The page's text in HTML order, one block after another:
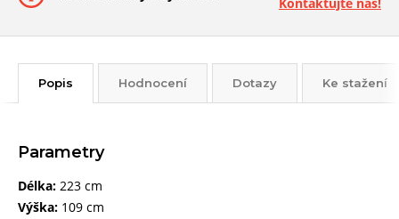
Kontaktujte nás!
Popis Hodnocení Dotazy Ke stažení
Parametry
Délka: 223 cm
Výška: 109 cm